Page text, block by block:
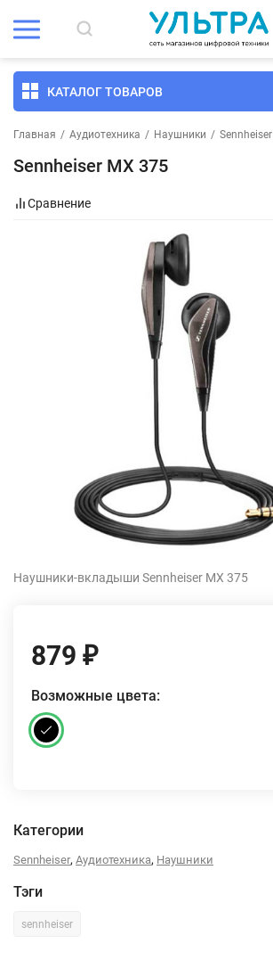
КАТАЛОГ ТОВАРОВ
Главная / Аудиотехника / Наушники / Sennheiser
Sennheiser MX 375
Сравнение
Наушники-вкладыши Sennheiser MX 375
879 ₽
Возможные цвета:
Категории
Sennheiser, Аудиотехника, Наушники
Тэги
sennheiser